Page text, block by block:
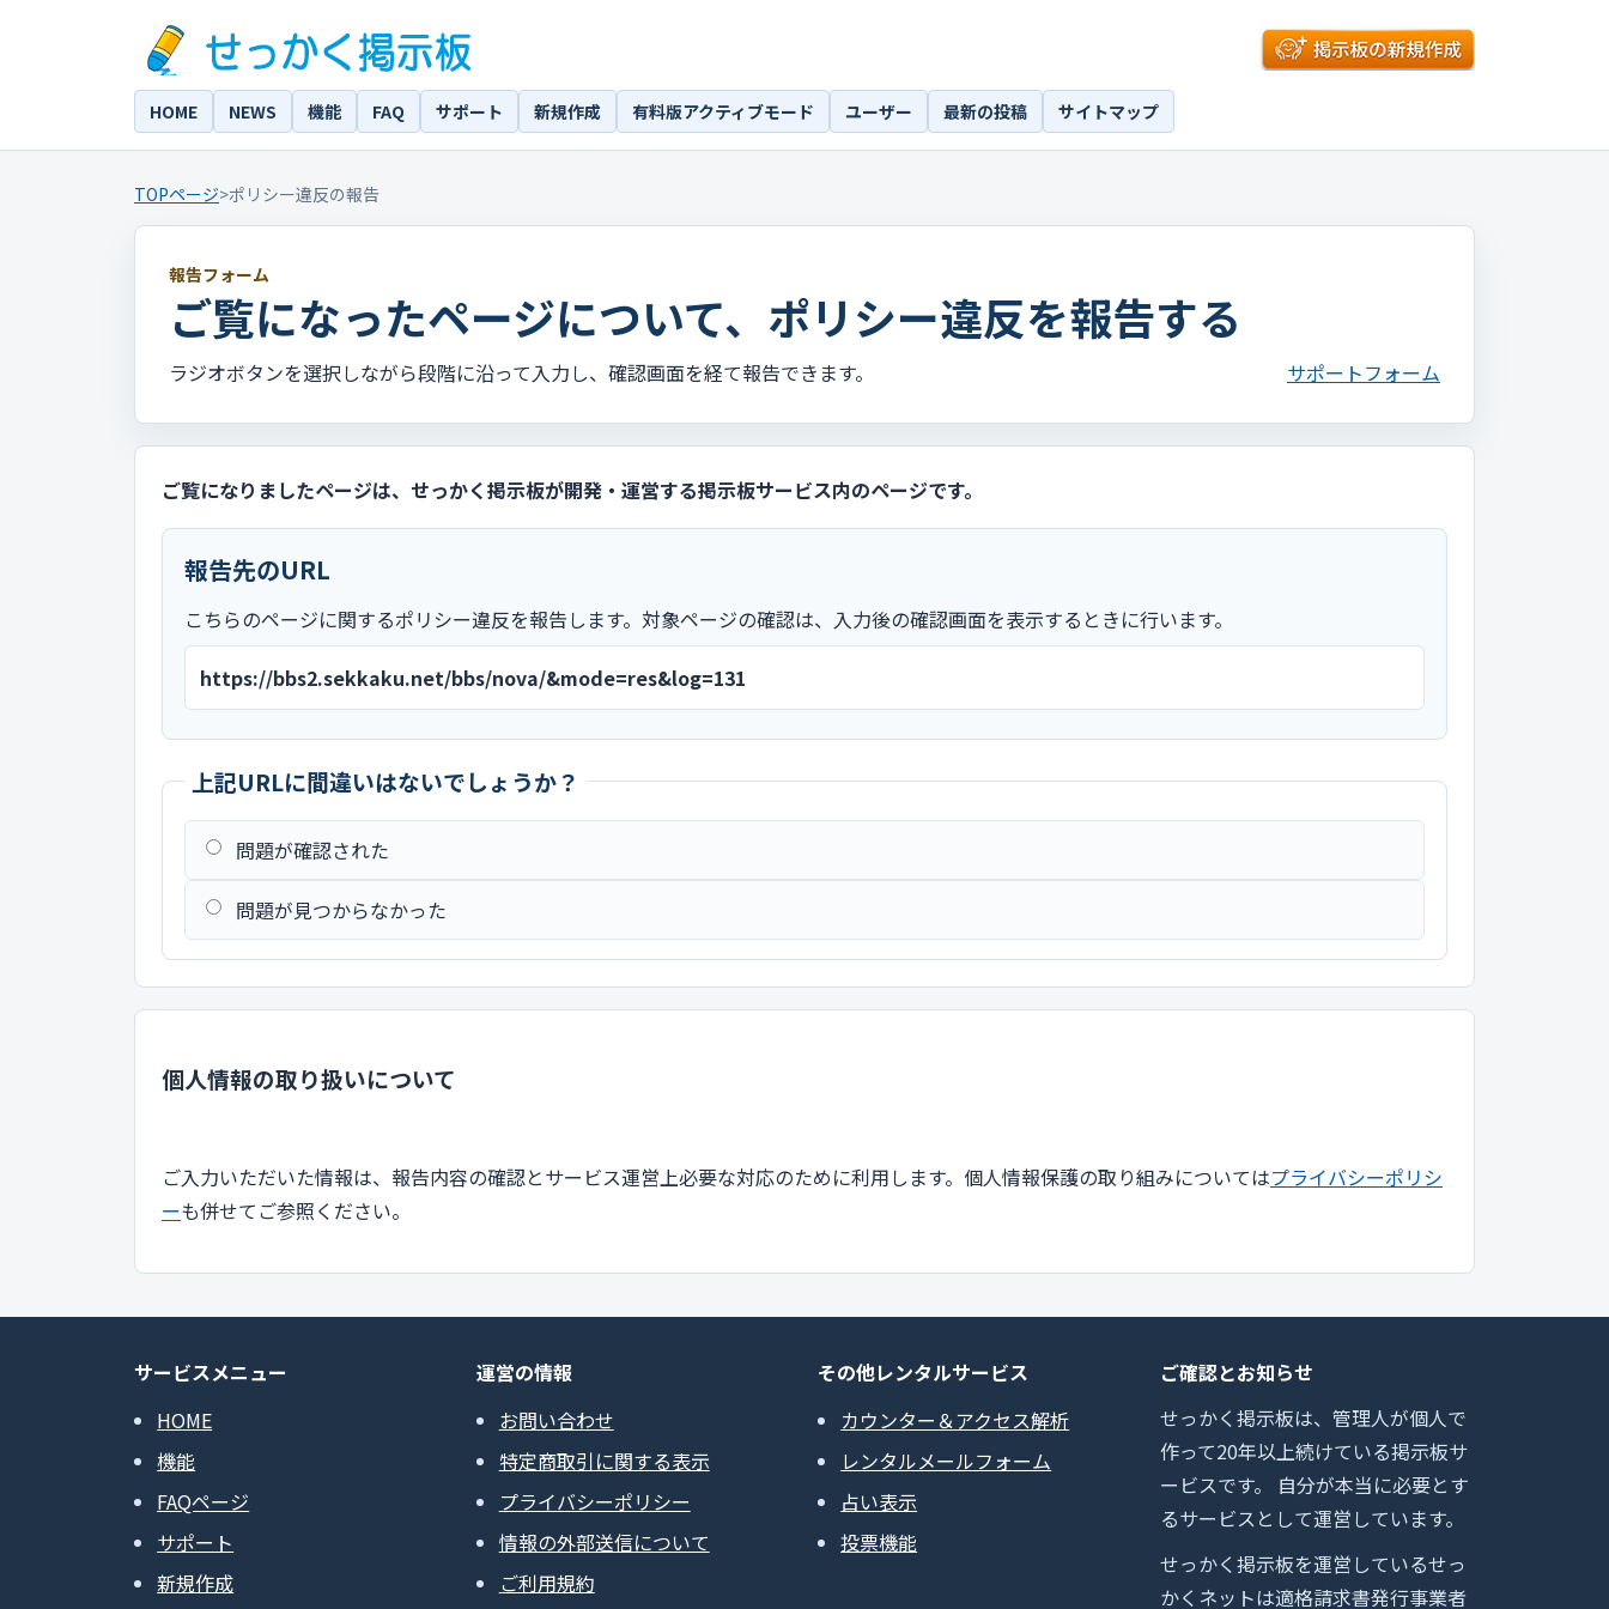
HOME NEWS 機能 FAQ サポート 新規作成 有料版アクティブモード ユーザー 最新の投稿 サイトマップ
TOPページ>ポリシー違反の報告
報告フォーム
ご覧になったページについて、ポリシー違反を報告する
ラジオボタンを選択しながら段階に沿って入力し、確認画面を経て報告できます。 サポートフォーム
ご覧になりましたページは、せっかく掲示板が開発・運営する掲示板サービス内のページです。
報告先のURL
こちらのページに関するポリシー違反を報告します。対象ページの確認は、入力後の確認画面を表示するときに行います。
https://bbs2.sekkaku.net/bbs/nova/&mode=res&log=131
上記URLに間違いはないでしょうか？
問題が確認された
問題が見つからなかった
個人情報の取り扱いについて
ご入力いただいた情報は、報告内容の確認とサービス運営上必要な対応のために利用します。個人情報保護の取り組みについてはプライバシーポリシ
ーも併せてご参照ください。
サービスメニュー
HOME
機能
FAQページ
サポート
新規作成
運営の情報
お問い合わせ
特定商取引に関する表示
プライバシーポリシー
情報の外部送信について
ご利用規約
その他レンタルサービス
カウンター＆アクセス解析
レンタルメールフォーム
占い表示
投票機能
ご確認とお知らせ
せっかく掲示板は、管理人が個人で
作って20年以上続けている掲示板サ
ービスです。 自分が本当に必要とす
るサービスとして運営しています。
せっかく掲示板を運営しているせっ
かくネットは適格請求書発行事業者